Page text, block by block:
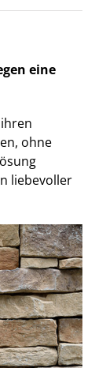
eine
ohne
liebevoller